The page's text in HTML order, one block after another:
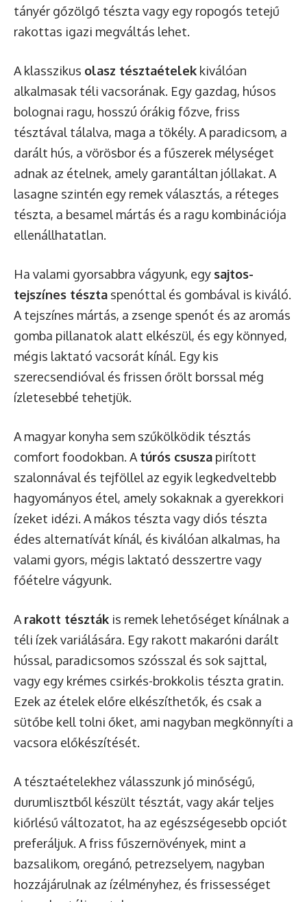
tányér gőzölgő tészta vagy egy ropogós tetejű
rakottas igazi megváltás lehet.
A klasszikus olasz tésztaételek kiválóan
alkalmasak téli vacsorának. Egy gazdag, húsos
bolognai ragu, hosszú órákig főzve, friss
tésztával tálalva, maga a tökély. A paradicsom, a
darált hús, a vörösbor és a fűszerek mélységet
adnak az ételnek, amely garantáltan jóllakat. A
lasagne szintén egy remek választás, a réteges
tészta, a besamel mártás és a ragu kombinációja
ellenállhatatlan.
Ha valami gyorsabbra vágyunk, egy sajtos-
tejszínes tészta spenóttal és gombával is kiváló.
A tejszínes mártás, a zsenge spenót és az aromás
gomba pillanatok alatt elkészül, és egy könnyed,
mégis laktató vacsorát kínál. Egy kis
szerecsendióval és frissen őrölt borssal még
ízletesebbé tehetjük.
A magyar konyha sem szűkölködik tésztás
comfort foodokban. A túrós csusza pirított
szalonnával és tejföllel az egyik legkedveltebb
hagyományos étel, amely sokaknak a gyerekkori
ízeket idézi. A mákos tészta vagy diós tészta
édes alternatívát kínál, és kiválóan alkalmas, ha
valami gyors, mégis laktató desszertre vagy
főételre vágyunk.
A rakott tészták is remek lehetőséget kínálnak a
téli ízek variálására. Egy rakott makaróni darált
hússal, paradicsomos szósszal és sok sajttal,
vagy egy krémes csirkés-brokkolis tészta gratin.
Ezek az ételek előre elkészíthetők, és csak a
sütőbe kell tolni őket, ami nagyban megkönnyíti a
vacsora előkészítését.
A tésztaételekhez válasszunk jó minőségű,
durumlisztből készült tésztát, vagy akár teljes
kiőrlésű változatot, ha az egészségesebb opciót
preferáljuk. A friss fűszernövények, mint a
bazsalikom, oregánó, petrezselyem, nagyban
hozzájárulnak az ízélményhez, és frissességet